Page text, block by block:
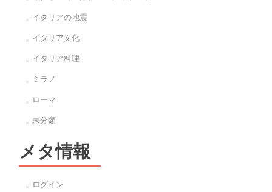
イタリアの地震
イタリア文化
イタリア料理
ミラノ
ローマ
未分類
メタ情報
ログイン